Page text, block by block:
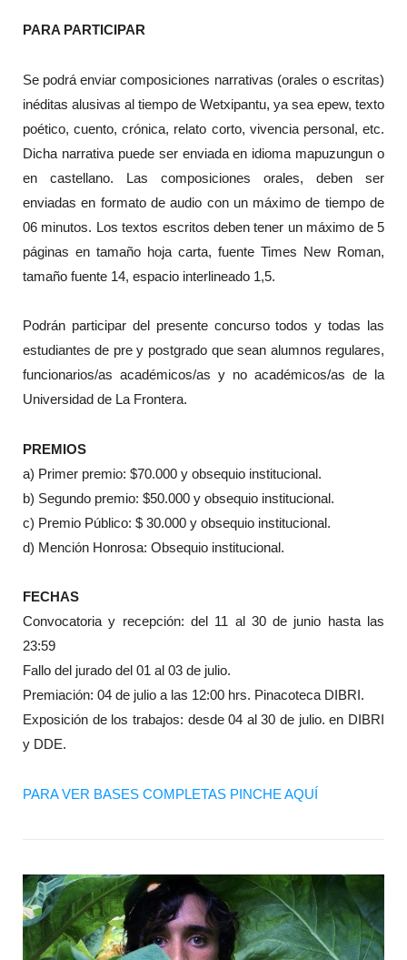
PARA PARTICIPAR
Se podrá enviar composiciones narrativas (orales o escritas)
inéditas alusivas al tiempo de Wetxipantu, ya sea epew, texto
poético, cuento, crónica, relato corto, vivencia personal, etc.
Dicha narrativa puede ser enviada en idioma mapuzungun o
en castellano. Las composiciones orales, deben ser
enviadas en formato de audio con un máximo de tiempo de
06 minutos. Los textos escritos deben tener un máximo de 5
páginas en tamaño hoja carta, fuente Times New Roman,
tamaño fuente 14, espacio interlineado 1,5.
Podrán participar del presente concurso todos y todas las
estudiantes de pre y postgrado que sean alumnos regulares,
funcionarios/as académicos/as y no académicos/as de la
Universidad de La Frontera.
PREMIOS
a) Primer premio: $70.000 y obsequio institucional.
b) Segundo premio: $50.000 y obsequio institucional.
c) Premio Público: $ 30.000 y obsequio institucional.
d) Mención Honrosa: Obsequio institucional.
FECHAS
Convocatoria y recepción: del 11 al 30 de junio hasta las
23:59
Fallo del jurado del 01 al 03 de julio.
Premiación: 04 de julio a las 12:00 hrs. Pinacoteca DIBRI.
Exposición de los trabajos: desde 04 al 30 de julio. en DIBRI
y DDE.
PARA VER BASES COMPLETAS PINCHE AQUÍ